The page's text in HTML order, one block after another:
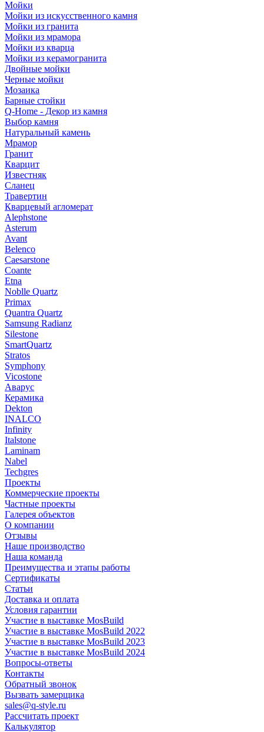
Мойки
Мойки из искусственного камня
Мойки из гранита
Мойки из мрамора
Мойки из кварца
Мойки из керамогранита
Двойные мойки
Черные мойки
Мозаика
Барные стойки
Q-Home - Декор из камня
Выбор камня
Натуральный камень
Мрамор
Гранит
Кварцит
Известняк
Сланец
Травертин
Кварцевый агломерат
Alephstone
Asterum
Avant
Belenco
Caesarstone
Coante
Etna
Noblle Quartz
Primax
Quantra Quartz
Samsung Radianz
Silestone
SmartQuartz
Stratos
Symphony
Vicostone
Аварус
Керамика
Dekton
INALCO
Infinity
Italstone
Laminam
Nabel
Techgres
Проекты
Коммерческие проекты
Частные проекты
Галерея объектов
О компании
Отзывы
Наше производство
Наша команда
Преимущества и этапы работы
Сертификаты
Статьи
Доставка и оплата
Условия гарантии
Участие в выставке MosBuild
Участие в выставке MosBuild 2022
Участие в выставке MosBuild 2023
Участие в выставке MosBuild 2024
Вопросы-ответы
Контакты
Обратный звонок
Вызвать замерщика
sales@q-style.ru
Рассчитать проект
Калькулятор